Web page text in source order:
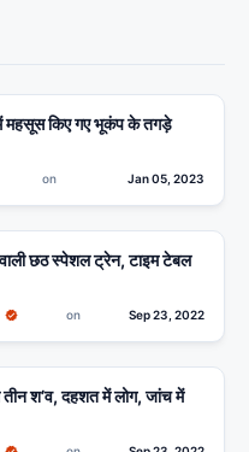
महसूस किए गए भूकंप के तगड़े
on Jan 05, 2023
छठ स्पेशल ट्रेन, टाइम टेबल
on Sep 23, 2022
श’व, दहशत में लोग, जांच में